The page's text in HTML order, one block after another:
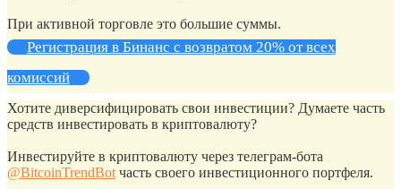
При активной торговле это большие суммы.
Регистрация в Бинанс с возвратом 20% от всех
комиссий
Хотите диверсифицировать свои инвестиции? Думаете часть
средств инвестировать в криптовалюту?
Инвестируйте в криптовалюту через телеграм-бота
@BitcoinTrendBot часть своего инвестиционного портфеля.